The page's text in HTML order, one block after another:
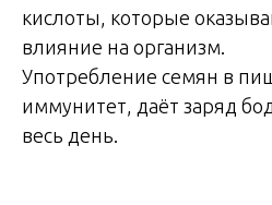
кислоты, которые
влияние на организм.
Употребление семян в
иммунитет, даёт заряд
весь день.